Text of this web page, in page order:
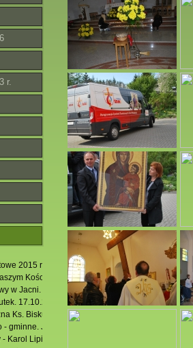
r.
2015 r.
Kościele.
w Jacni.
17.10.2015 r.
Ks. Biskupa Mariusza Leszczyńskiego.
gminne. Jacnia 2015
Karol Lipiński-Brańka